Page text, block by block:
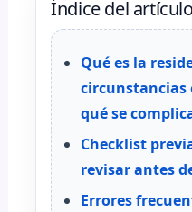
Índice del artículo
Qué es la
circunstancias
qué se
Checklist
revisar antes
Errores